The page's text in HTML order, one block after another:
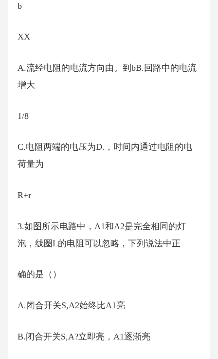
b
XX
A.流经电阻的电流方向由。到bB.回路中的电流
增大
1/8
C.电阻两端的电压为D.，时间内通过电阻的电
荷量为
R+r
3.如图所示电路中，A1和A2是完全相同的灯
泡，线圈L的电阻可以忽略，下列说法中正
确的是（）
A.闭合开关S,A2始终比A1亮
B.闭合开关S,A?立即亮，A1逐渐亮